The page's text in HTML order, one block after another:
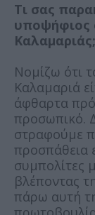
Τι σας
υποψήφιος
Καλαμαριάς;
Νομίζω ότι
Καλαμαριά
άφθαρτα
προσωπικό.
στραφούμε
προσπάθεια
συμπολίτες
βλέποντας
πάρω αυτή